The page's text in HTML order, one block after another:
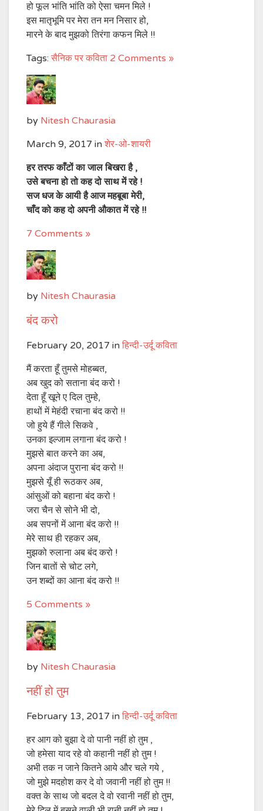
हो फूल भांति भांति को ऐसा चमन मिले !
इस मातृभूमि पर मेरा तन मन निसार हो,
मारने के बाद मुझको तिरंगा कफन मिले !!
Tags: सैनिक पर कविता 2 Comments »
by Nitesh Chaurasia
March 9, 2017 in शेर-ओ-शायरी
हर तरफ काँटों का जाल बिखरा है ,
उसे बचना हो तो कह दो साथ में रहे !
सज धज के आयी है आज महबूबा मेरी,
चाँद को कह दो अपनी औकात में रहे !!
7 Comments »
by Nitesh Chaurasia
बंद करो
February 20, 2017 in हिन्दी-उर्दू कविता
मैं करता हूँ तुमसे मोहब्बत,
अब खुद को सताना बंद करो !
देता हूँ खूने ए दिल तुम्हे,
हाथों में मेहंदी रचाना बंद करो !!
जो हुये हैं गीले सिकवे ,
उनका इल्जाम लगाना बंद करो !
मुझसे बात करने का अब,
अपना अंदाज पुराना बंद करो !!
मुझसे यूँ ही रूठकर अब,
आंसुओं को बहाना बंद करो !
जरा चैन से सोने भी दो,
अब सपनों में आना बंद करो !!
मेरे साथ ही रहकर अब,
मुझको रुलाना अब बंद करो !
जिन बातों से चोट लगे,
उन शब्दों का आना बंद करो !!
5 Comments »
by Nitesh Chaurasia
नहीं हो तुम
February 13, 2017 in हिन्दी-उर्दू कविता
हर आग को बुझा दे वो पानी नहीं हो तुम ,
जो हमेसा याद रहे वो कहानी नहीं हो तुम !
अभी तक न जाने कितने आये और चले गये ,
जो मुझे मदहोश कर दे वो जवानी नहीं हो तुम !!
वक्त के साथ जो बदल दे वो रवानी नहीं हो तुम,